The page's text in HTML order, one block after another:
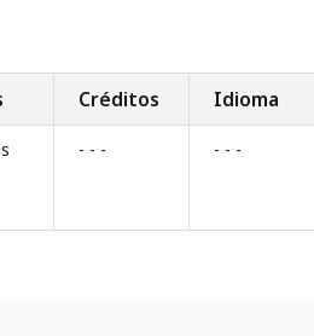
Créditos Idioma
- - - - - -